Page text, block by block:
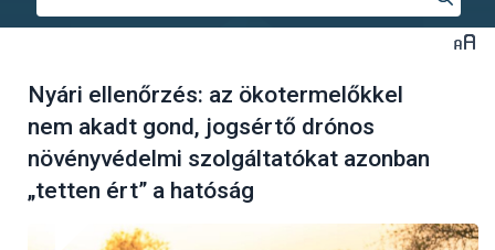
Nyári ellenőrzés: az ökotermelőkkel
nem akadt gond, jogsértő drónos
növényvédelmi szolgáltatókat azonban
„tetten ért” a hatóság